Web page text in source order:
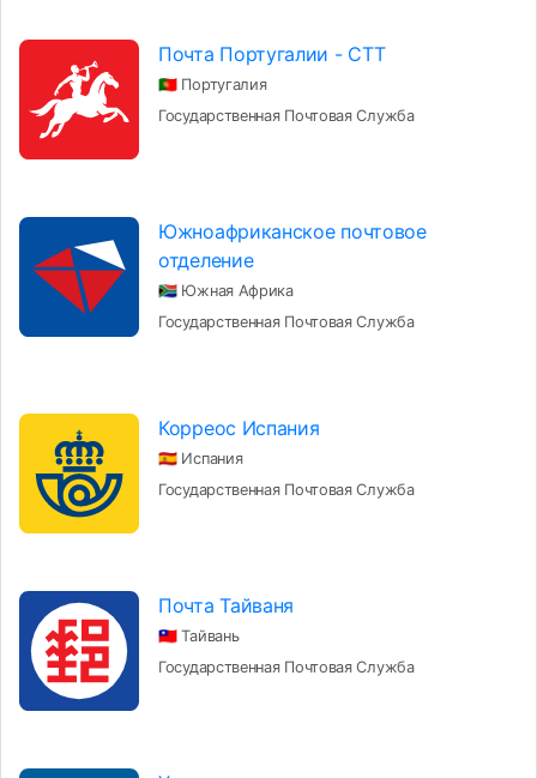
Почта Португалии - CTT
🇵🇹 Португалия
Государственная Почтовая Служба
Южноафриканское почтовое
отделение
🇿🇦 Южная Африка
Государственная Почтовая Служба
Корреос Испания
🇪🇸 Испания
Государственная Почтовая Служба
Почта Тайваня
🇹🇼 Тайвань
Государственная Почтовая Служба